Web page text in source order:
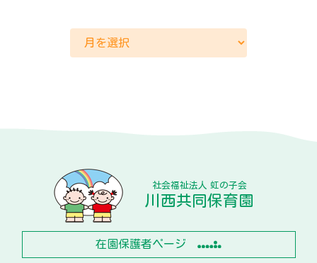
社会福祉法人 虹の子会
川西共同保育園
在園保護者ページ